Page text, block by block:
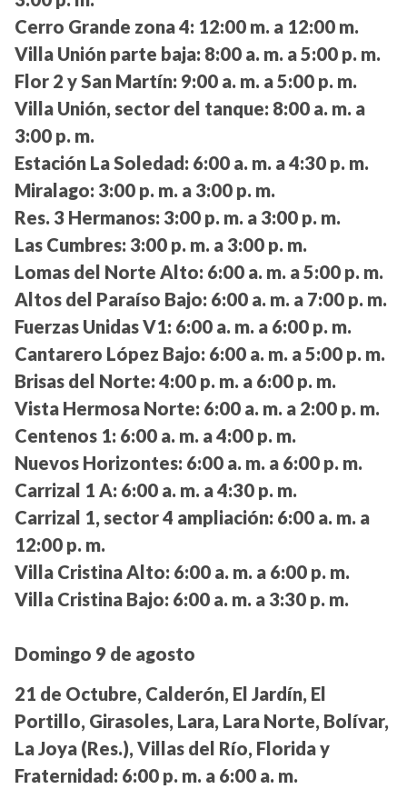
Cerro Grande zona 4: 12:00 m. a 12:00 m.
Villa Unión parte baja: 8:00 a. m. a 5:00 p. m.
Flor 2 y San Martín: 9:00 a. m. a 5:00 p. m.
Villa Unión, sector del tanque: 8:00 a. m. a
3:00 p. m.
Estación La Soledad: 6:00 a. m. a 4:30 p. m.
Miralago: 3:00 p. m. a 3:00 p. m.
Res. 3 Hermanos: 3:00 p. m. a 3:00 p. m.
Las Cumbres: 3:00 p. m. a 3:00 p. m.
Lomas del Norte Alto: 6:00 a. m. a 5:00 p. m.
Altos del Paraíso Bajo: 6:00 a. m. a 7:00 p. m.
Fuerzas Unidas V1: 6:00 a. m. a 6:00 p. m.
Cantarero López Bajo: 6:00 a. m. a 5:00 p. m.
Brisas del Norte: 4:00 p. m. a 6:00 p. m.
Vista Hermosa Norte: 6:00 a. m. a 2:00 p. m.
Centenos 1: 6:00 a. m. a 4:00 p. m.
Nuevos Horizontes: 6:00 a. m. a 6:00 p. m.
Carrizal 1 A: 6:00 a. m. a 4:30 p. m.
Carrizal 1, sector 4 ampliación: 6:00 a. m. a
12:00 p. m.
Villa Cristina Alto: 6:00 a. m. a 6:00 p. m.
Villa Cristina Bajo: 6:00 a. m. a 3:30 p. m.
Domingo 9 de agosto
21 de Octubre, Calderón, El Jardín, El
Portillo, Girasoles, Lara, Lara Norte, Bolívar,
La Joya (Res.), Villas del Río, Florida y
Fraternidad: 6:00 p. m. a 6:00 a. m.